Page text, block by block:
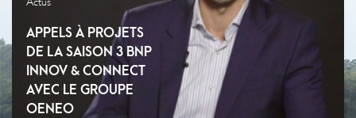
APPELS À PROJETS
DE LA SAISON 3 BNP
INNOV & CONNECT
AVEC LE GROUPE
OENEO